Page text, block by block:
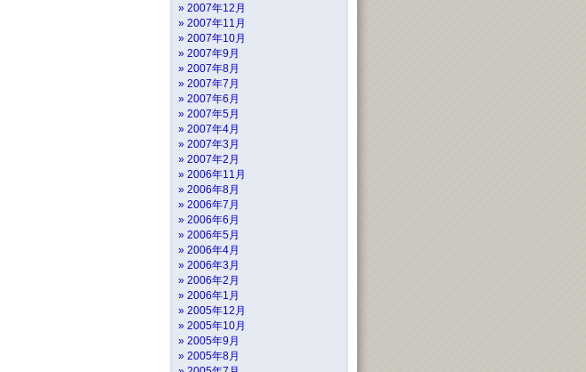
2007年12月
2007年11月
2007年10月
2007年9月
2007年8月
2007年7月
2007年6月
2007年5月
2007年4月
2007年3月
2007年2月
2006年11月
2006年8月
2006年7月
2006年6月
2006年5月
2006年4月
2006年3月
2006年2月
2006年1月
2005年12月
2005年10月
2005年9月
2005年8月